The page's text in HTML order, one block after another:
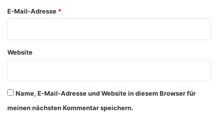
E-Mail-Adresse *
Website
Name, E-Mail-Adresse und Website in diesem Browser für
meinen nächsten Kommentar speichern.